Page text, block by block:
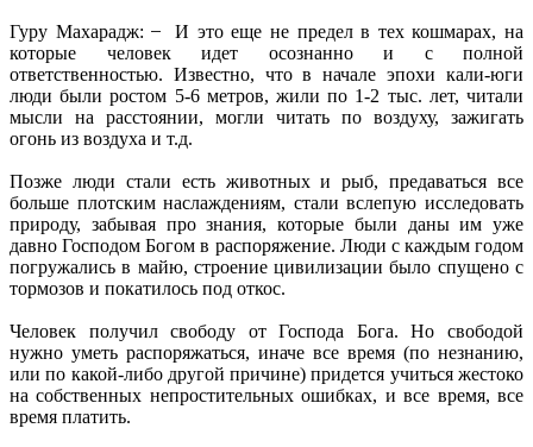
Гуру Махарадж: ̶ И это еще не предел в тех кошмарах, на
которые человек идет осознанно и с полной
ответственностью. Известно, что в начале эпохи кали-юги
люди были ростом 5-6 метров, жили по 1-2 тыс. лет, читали
мысли на расстоянии, могли читать по воздуху, зажигать
огонь из воздуха и т.д.
Позже люди стали есть животных и рыб, предаваться все
больше плотским наслаждениям, стали вслепую исследовать
природу, забывая про знания, которые были даны им уже
давно Господом Богом в распоряжение. Люди с каждым годом
погружались в майю, строение цивилизации было спущено с
тормозов и покатилось под откос.
Человек получил свободу от Господа Бога. Но свободой
нужно уметь распоряжаться, иначе все время (по незнанию,
или по какой-либо другой причине) придется учиться жестоко
на собственных непростительных ошибках, и все время, все
время платить.